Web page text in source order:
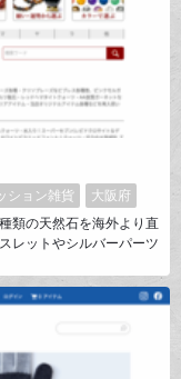
ション雑貨
大阪府
類の天然石を海外より直
レットやシルバーパーツ
のお客様にご愛顧いただ